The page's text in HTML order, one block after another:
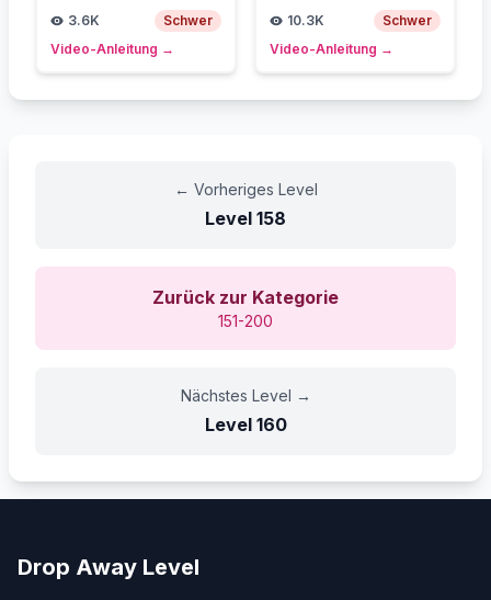
3.6K
Schwer
Video-Anleitung →
10.3K
Schwer
Video-Anleitung →
← Vorheriges Level
Level 158
Zurück zur Kategorie
151-200
Nächstes Level →
Level 160
Drop Away Level